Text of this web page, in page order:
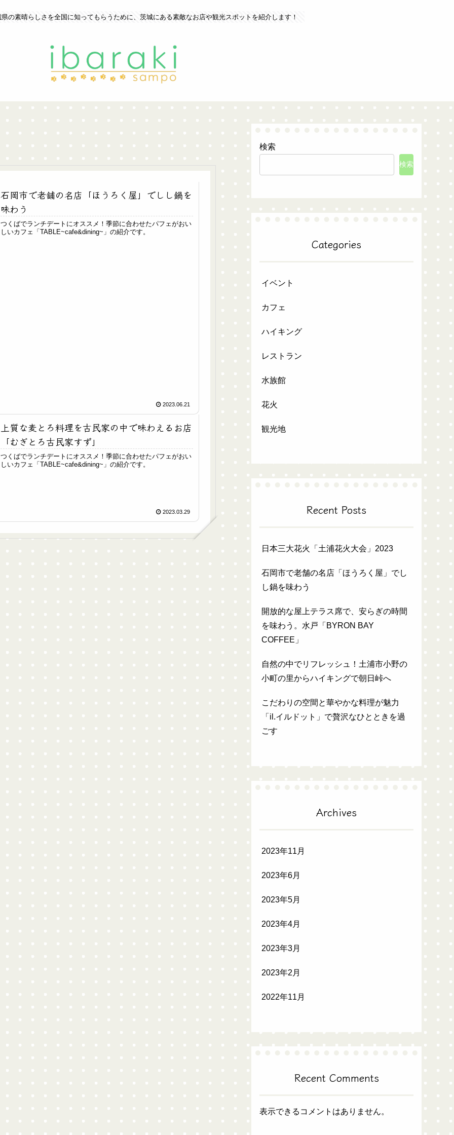
の素晴らしさを全国に知ってもらうために、茨城にある素敵なお店や観光スポットを紹介します！
石岡市で老舗の名店「ほうろく屋」でしし鍋を
味わう
つくばでランチデートにオススメ！季節に合わせたパフェがおい
しいカフェ「TABLE~cafe&dining~」の紹介です。
2023.06.21
上質な麦とろ料理を古民家の中で味わえるお店
「むぎとろ古民家すず」
つくばでランチデートにオススメ！季節に合わせたパフェがおい
しいカフェ「TABLE~cafe&dining~」の紹介です。
2023.03.29
検索
検索
Categories
イベント
カフェ
ハイキング
レストラン
水族館
花火
観光地
Recent Posts
日本三大花火「土浦花火大会」2023
石岡市で老舗の名店「ほうろく屋」でし
し鍋を味わう
開放的な屋上テラス席で、安らぎの時間
を味わう。水戸「BYRON BAY
COFFEE」
自然の中でリフレッシュ！土浦市小野の
小町の里からハイキングで朝日峠へ
こだわりの空間と華やかな料理が魅力
「il.イルドット」で贅沢なひとときを過
ごす
Archives
2023年11月
2023年6月
2023年5月
2023年4月
2023年3月
2023年2月
2022年11月
Recent Comments
表示できるコメントはありません。